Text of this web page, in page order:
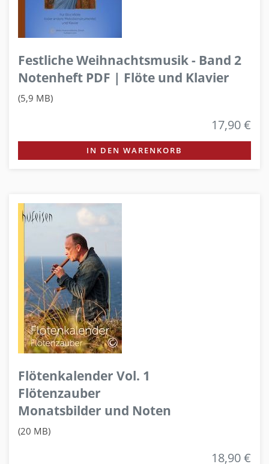
Festliche Weihnachtsmusik - Band 2
Notenheft PDF | Flöte und Klavier
(5,9 MB)
17,90 €
IN DEN WARENKORB
Flötenkalender Vol. 1
Flötenzauber
Monatsbilder und Noten
(20 MB)
18,90 €